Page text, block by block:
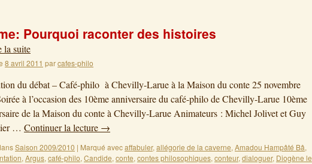
Pourquoi raconter des histoires
la suite
8 avril 2011 parcafes-philo
du débat – Café-philo à Chevilly-Larue à la Maison du conte 25 novembre
à l’occasion des 10ème anniversaire du café-philo de Chevilly-Larue 10ème
de la Maison du conte à Chevilly-Larue Animateurs : Michel Jolivet et Guy
… Continuer la lecture →
Saison 2009/2010 | Marqué avecaffabuler, allégorie de la caverne, Amadou Hampâté Bâ,
, Argus, café-philo, Candide, conte, contes philosophiques, conteur, dialoguer, Diogène le